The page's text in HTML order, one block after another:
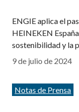
ENGIE aplica el
HEINEKEN
sostenibilidad y la
9 de julio de 2024
Categorías
Notas de Prensa